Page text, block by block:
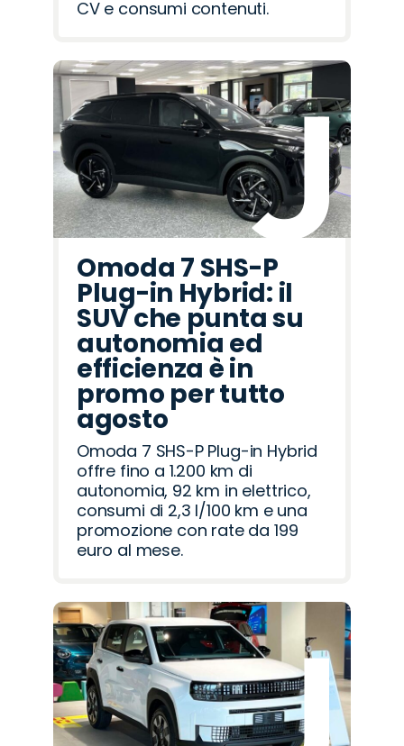
CV e consumi contenuti.
Omoda 7 SHS-P
Plug-in Hybrid: il
SUV che punta su
autonomia ed
efficienza è in
promo per tutto
agosto
Omoda 7 SHS-P Plug-in Hybrid
offre fino a 1.200 km di
autonomia, 92 km in elettrico,
consumi di 2,3 l/100 km e una
promozione con rate da 199
euro al mese.